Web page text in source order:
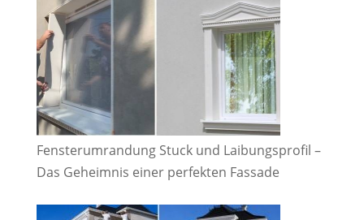
Fensterumrandung Stuck und Laibungsprofil –
Das Geheimnis einer perfekten Fassade